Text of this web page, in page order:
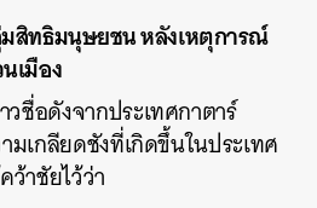
สิทธิมนุษยชน หลังเหตุการณ์
เมือง
วชื่อดังจากประเทศกาตาร์
เกลียดชังที่เกิดขึ้นในประเทศ
าชัยไว้ว่า